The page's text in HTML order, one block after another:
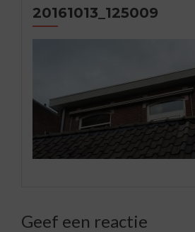
20161013_125009
Geef een reactie